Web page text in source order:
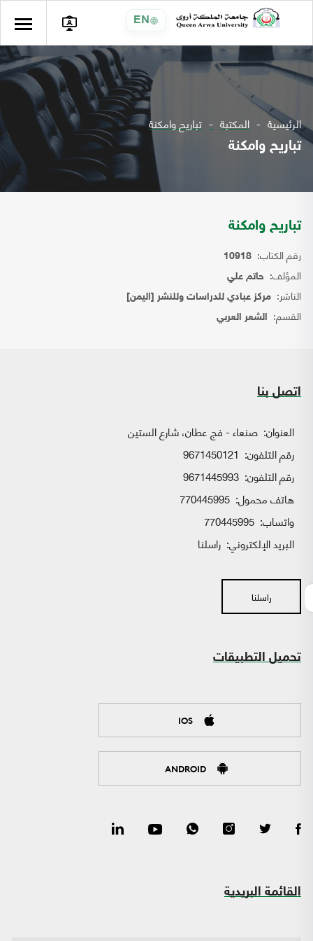
EN
الرئيسية المكتبة تباريح وامكنة
تباريح وامكنة
تباريح وامكنة
رقم الكتاب: 10918
المؤلف: حاتم علي
الناشر: مركز عبادي للدراسات وللنشر [اليمن]
القسم: الشعر العربي
اتصل بنا
العنوان: صنعاء - فج عطان، شارع الستين
رقم التلفون: 9671450121
رقم التلفون: 9671445993
هاتف محمول: 770445995
واتساب:
البريد الإلكتروني: راسلنا
راسلنا
تحميل التطبيقات
IOS
ANDROID
القائمة البريدية